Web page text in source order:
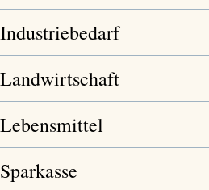
Industriebedarf
Landwirtschaft
Lebensmittel
Sparkasse